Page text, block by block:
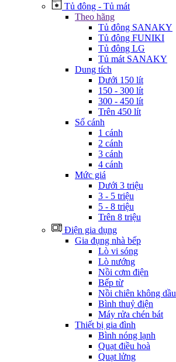
Tủ đông - Tủ mát
Theo hãng
Tủ đông SANAKY
Tủ đông FUNIKI
Tủ đông LG
Tủ mát SANAKY
Dung tích
Dưới 150 lít
150 - 300 lít
300 - 450 lít
Trên 450 lít
Số cánh
1 cánh
2 cánh
3 cánh
4 cánh
Mức giá
Dưới 3 triệu
3 - 5 triệu
5 - 8 triệu
Trên 8 triệu
Điện gia dụng
Gia đụng nhà bếp
Lò vi sóng
Lò nướng
Nồi cơm điện
Bếp từ
Nồi chiên không dầu
Bình thuỷ điện
Máy rửa chén bát
Thiết bị gia đình
Bình nóng lạnh
Quạt điều hoà
Quạt lửng